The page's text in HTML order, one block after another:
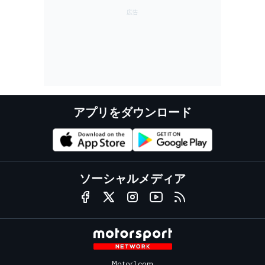
アプリをダウンロード
ソーシャルメディア